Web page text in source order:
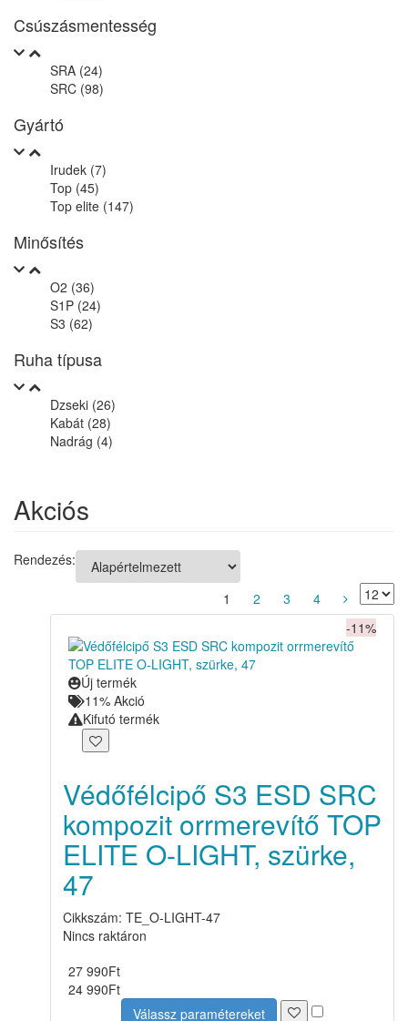
Csúszásmentesség
SRA (24)
SRC (98)
Gyártó
Irudek (7)
Top (45)
Top elite (147)
Minősítés
O2 (36)
S1P (24)
S3 (62)
Ruha típusa
Dzseki (26)
Kabát (28)
Nadrág (4)
Akciós
Rendezés:
1 2 3
4
-11%
Új termék
11% Akció
Kifutó termék
Védőfélcipő S3 ESD SRC
kompozit orrmerevítő TOP
ELITE O-LIGHT, szürke,
47
Cikkszám: TE_O-LIGHT-47
Nincs raktáron
27 990Ft
24 990Ft
Válassz paramétereket